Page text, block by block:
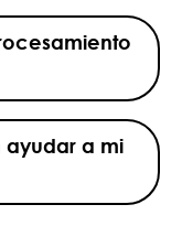
ayudar a mi